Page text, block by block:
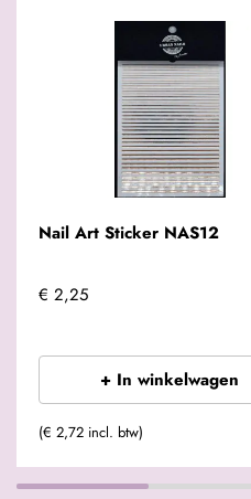
Nail Art Sticker NAS12
€ 2,25
+ In winkelwagen
(€ 2,72 incl. btw)